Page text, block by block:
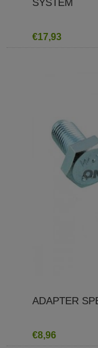
SYSTEM
€17,93
ADAPTER
€8,96